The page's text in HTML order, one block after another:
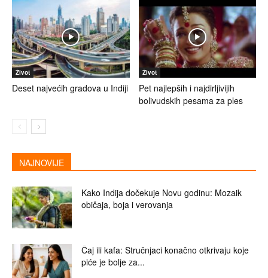
Život
Deset najvećih gradova u Indiji
Život
Pet najlepših i najdirljivijih
bolivudskih pesama za ples
NAJNOVIJE
Kako Indija dočekuje Novu godinu: Mozaik
običaja, boja i verovanja
Čaj ili kafa: Stručnjaci konačno otkrivaju koje
piće je bolje za...